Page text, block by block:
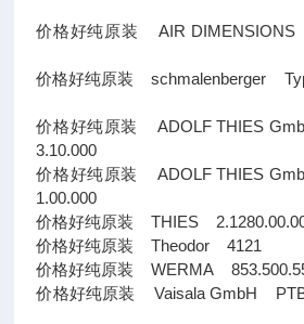
价格好纯原装 AIR
价格好纯原装 schmalenberger
价格好纯原装 ADOLF THIES
3.10.000
价格好纯原装 ADOLF THIES
1.00.000
价格好纯原装 THIES
价格好纯原装 Theodor
价格好纯原装 WERMA
价格好纯原装 Vaisala GmbH